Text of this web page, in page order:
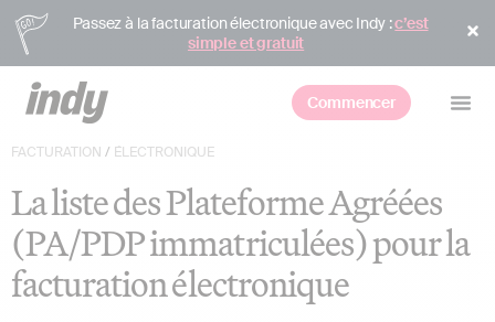
Passez à la facturation électronique avec Indy :c’est
simple et gratuit
Commencer
FACTURATION / ÉLECTRONIQUE
La liste des Plateforme Agréées
(PA/PDP immatriculées) pour la
facturation électronique